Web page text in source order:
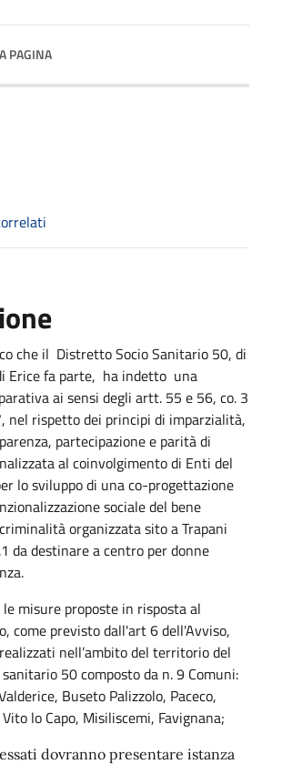
PAGINA
che il Distretto Socio Sanitario 50, di
Erice fa parte, ha indetto una
ai sensi degli artt. 55 e 56, co. 3
nel rispetto dei principi di imparzialità,
partecipazione e parità di
al coinvolgimento di Enti del
lo sviluppo di una co-progettazione
sociale del bene
organizzata sito a Trapani
da destinare a centro per donne
misure proposte in risposta al
come previsto dall'art 6 dell'Avviso,
nell’ambito del territorio del
50 composto da n. 9 Comuni:
Buseto Palizzolo, Paceco,
lo Capo, Misiliscemi, Favignana;
dovranno presentare istanza